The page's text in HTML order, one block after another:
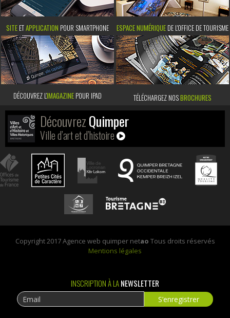
SITE ETAPPLICATION POUR SMARTPHONE ESPACE NUMÉRIQUE DE L'OFFICE DE TOURISME
DÉCOUVREZ L’IMAGAZINE POUR IPAD TÉLÉCHARGEZ NOSBROCHURES
DécouvrezQuimper
Ville d’art et d’histoire
Copyright 2017 Agence web quimper netao Tous droits réservés
Mentions légales
INSCRIPTION À LANEWSLETTER